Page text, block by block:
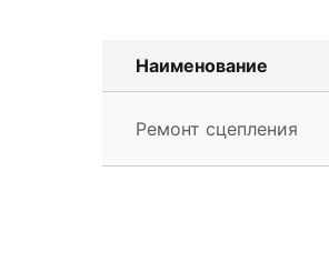
Наименование
Ремонт сцепления